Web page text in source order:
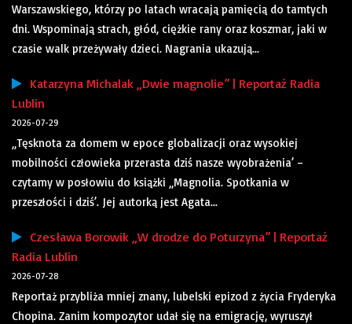
Warszawskiego, którzy po latach wracają pamięcią do tamtych
dni. Wspominają strach, głód, ciężkie rany oraz koszmar, jaki w
czasie walk przeżywały dzieci. Nagrania ukazują...
Katarzyna Michalak „Dwie magnolie” | Reportaż Radia
Lublin
2026-07-29
„Tęsknota za domem w epoce globalizacji oraz wysokiej
mobilności człowieka przerasta dziś nasze wyobrażenia’ –
czytamy w posłowiu do książki „Magnolia. Spotkania w
przeszłości i dziś’. Jej autorką jest Agata...
Czesława Borowik „W drodze do Poturzyna” | Reportaż
Radia Lublin
2026-07-28
Reportaż przybliża mniej znany, lubelski epizod z życia Fryderyka
Chopina. Zanim kompozytor udał się na emigrację, wyruszył